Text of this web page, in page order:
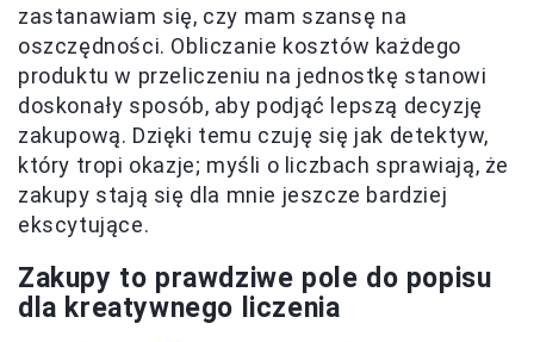
zastanawiam się, czy mam szansę na
oszczędności. Obliczanie kosztów każdego
produktu w przeliczeniu na jednostkę stanowi
doskonały sposób, aby podjąć lepszą decyzję
zakupową. Dzięki temu czuję się jak detektyw,
który tropi okazje; myśli o liczbach sprawiają, że
zakupy stają się dla mnie jeszcze bardziej
ekscytujące.
Zakupy to prawdziwe pole do popisu
dla kreatywnego liczenia